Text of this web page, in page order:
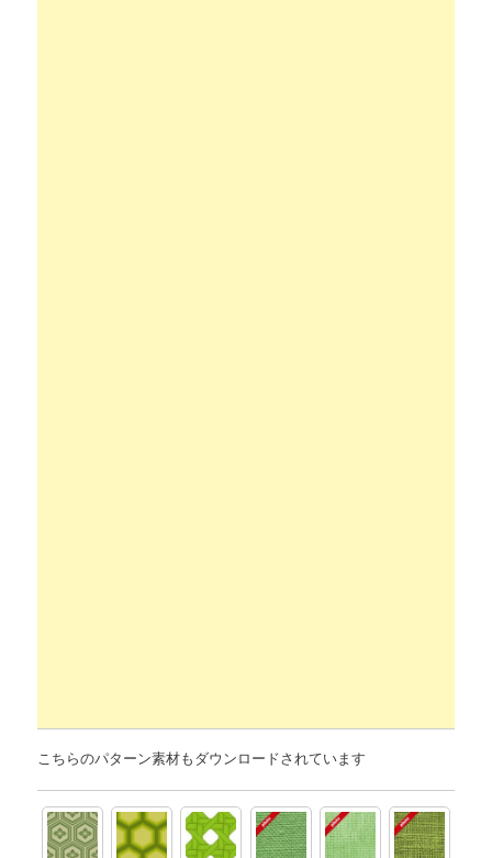
こちらのパターン素材もダウンロードされています